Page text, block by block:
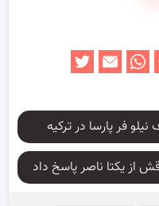
فر پارسا در ترکیه